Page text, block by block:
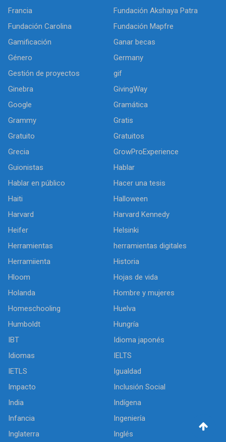
Francia
Fundación Akshaya Patra
Fundación Carolina
Fundación Mapfre
Gamificación
Ganar becas
Género
Germany
Gestión de proyectos
gif
Ginebra
GivingWay
Google
Gramática
Grammy
Gratis
Gratuito
Gratuitos
Grecia
GrowProExperience
Guionistas
Hablar
Hablar en público
Hacer una tesis
Haiti
Halloween
Harvard
Harvard Kennedy
Heifer
Helsinki
Herramientas
herramientas digitales
Herramiienta
Historia
Hloom
Hojas de vida
Holanda
Hombre y mujeres
Homeschooling
Huelva
Humboldt
Hungría
IBT
Idioma japonés
Idiomas
IELTS
IETLS
Igualdad
Impacto
Inclusión Social
India
Indígena
Infancia
Ingeniería
Inglaterra
Inglés